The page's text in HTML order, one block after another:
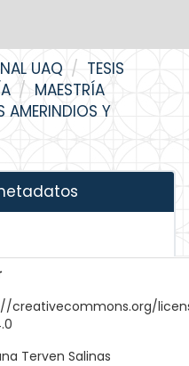
UAQ
TESIS
MAESTRÍA
AMERINDIOS Y
creativecommons.org/
Terven Salinas